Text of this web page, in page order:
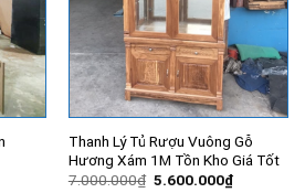
Thanh Lý Tủ Rượu Vuông Gỗ
Hương Xám 1M Tồn Kho Giá Tốt
7.000.000₫ Giá
5.600.000₫Giá